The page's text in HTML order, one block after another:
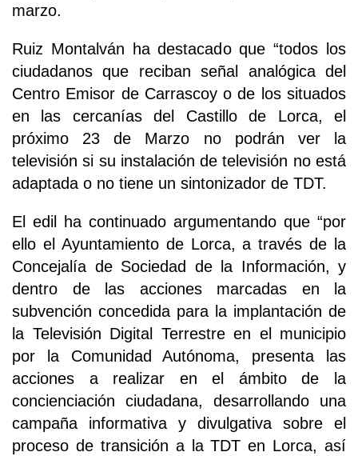
marzo.
Ruiz Montalván ha destacado que “todos los
ciudadanos que reciban señal analógica del
Centro Emisor de Carrascoy o de los situados
en las cercanías del Castillo de Lorca, el
próximo 23 de Marzo no podrán ver la
televisión si su instalación de televisión no está
adaptada o no tiene un sintonizador de TDT.
El edil ha continuado argumentando que “por
ello el Ayuntamiento de Lorca, a través de la
Concejalía de Sociedad de la Información, y
dentro de las acciones marcadas en la
subvención concedida para la implantación de
la Televisión Digital Terrestre en el municipio
por la Comunidad Autónoma, presenta las
acciones a realizar en el ámbito de la
concienciación ciudadana, desarrollando una
campaña informativa y divulgativa sobre el
proceso de transición a la TDT en Lorca, así